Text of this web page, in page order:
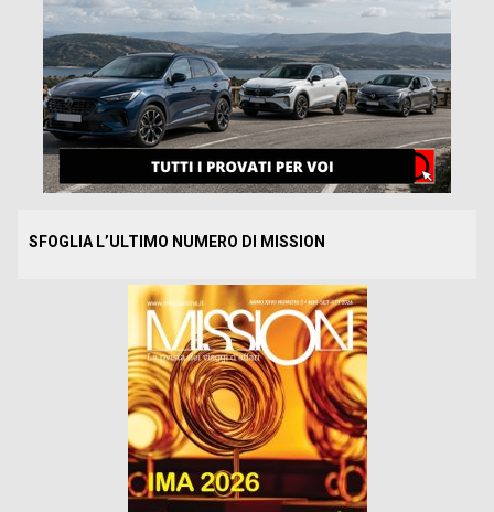
SFOGLIA L’ULTIMO NUMERO DI MISSION